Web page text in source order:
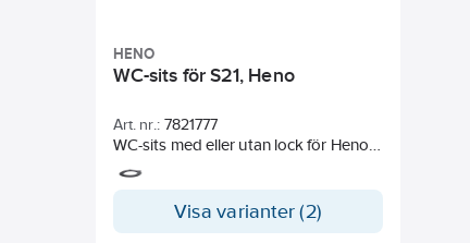
HENO
WC-sits för S21, Heno
Art. nr.: 7821777
WC-sits med eller utan lock för Heno
WC-stol S21, tillverkad svart
Visa varianter (2)